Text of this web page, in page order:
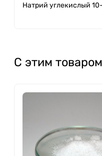
Натрий углекислый
С этим